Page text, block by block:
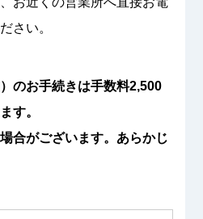
さい。
のお手続きは手数料2,500
す。
合がございます。あらかじ